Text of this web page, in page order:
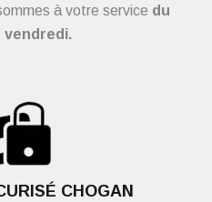
à votre service du
vendredi.
CHOGAN